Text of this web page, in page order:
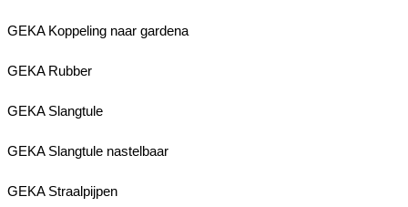
GEKA Koppeling naar gardena
GEKA Rubber
GEKA Slangtule
GEKA Slangtule nastelbaar
GEKA Straalpijpen